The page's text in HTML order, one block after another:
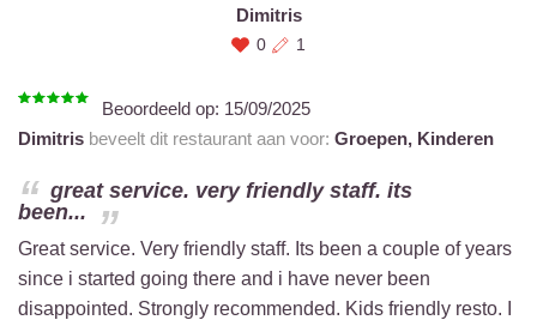
Dimitris
0 1
Beoordeeld op: 15/09/2025
Dimitris beveelt dit restaurant aan voor: Groepen, Kinderen
great service. very friendly staff. its
been...
Great service. Very friendly staff. Its been a couple of years
since i started going there and i have never been
disappointed. Strongly recommended. Kids friendly resto. I